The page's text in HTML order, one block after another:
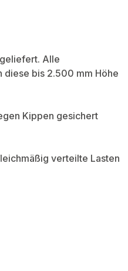
Alle
diese bis 2.500 mm Höhe
Kippen gesichert
verteilte Lasten